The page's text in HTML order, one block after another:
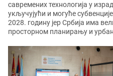
савремених технологија у
укључујући и могуће
2028. годину јер Србија има
просторном планирању и